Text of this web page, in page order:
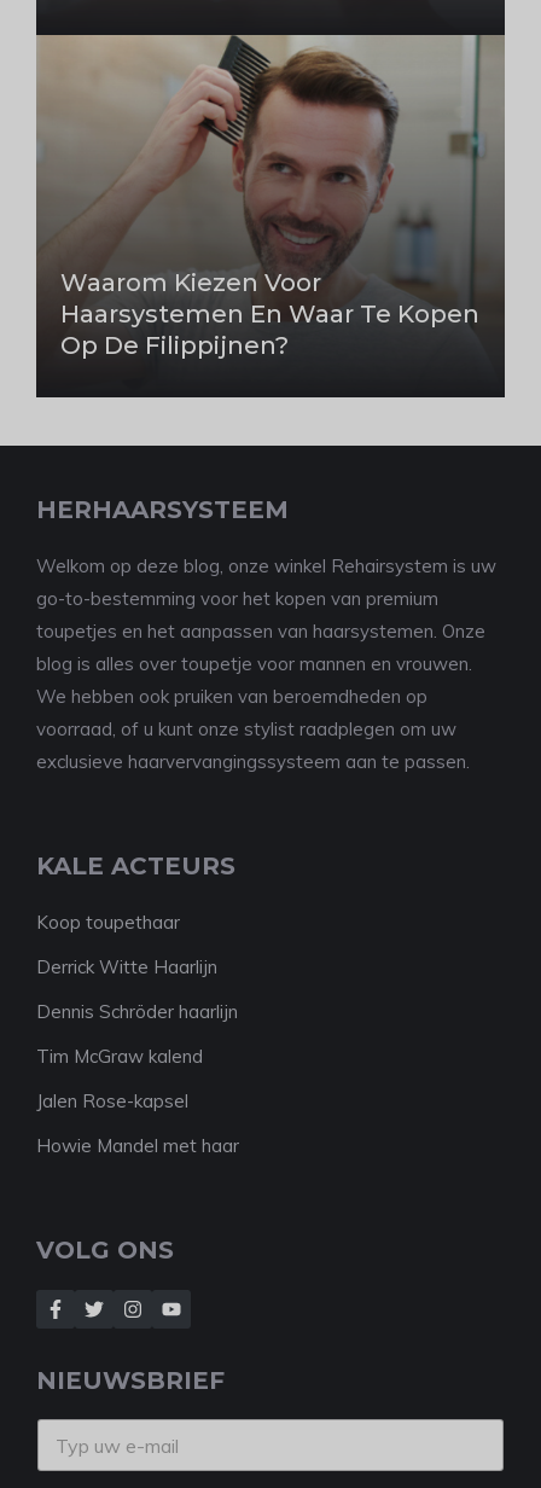
Waarom Kiezen Voor
Haarsystemen En Waar Te Kopen
Op De Filippijnen?
HERHAARSYSTEEM
Welkom op deze blog, onze winkel Rehairsystem is uw
go-to-bestemming voor het kopen van premium
toupetjes en het aanpassen van haarsystemen. Onze
blog is alles over toupetje voor mannen en vrouwen.
We hebben ook pruiken van beroemdheden op
voorraad, of u kunt onze stylist raadplegen om uw
exclusieve haarvervangingssysteem aan te passen.
KALE ACTEURS
Koop toupethaar
Derrick Witte Haarlijn
Dennis Schröder haarlijn
Tim McGraw kalend
Jalen Rose-kapsel
Howie Mandel met haar
VOLG ONS
NIEUWSBRIEF